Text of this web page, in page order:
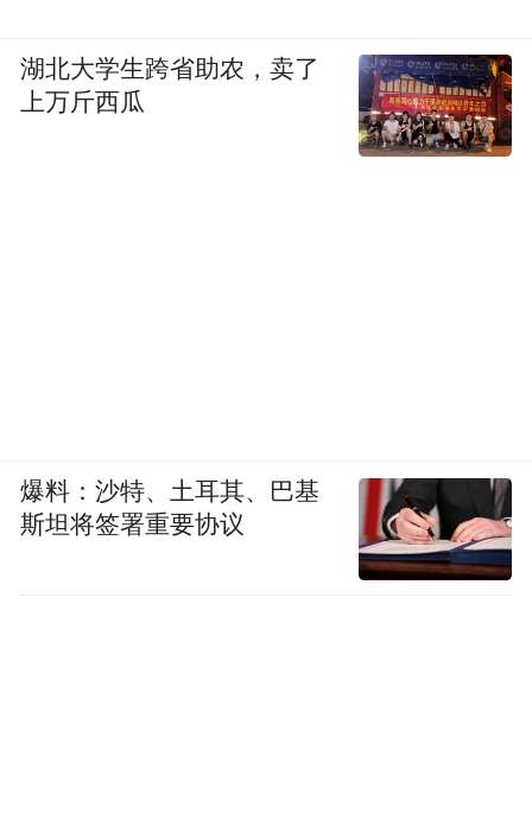
湖北大学生跨省助农，卖了
上万斤西瓜
爆料：沙特、土耳其、巴基
斯坦将签署重要协议